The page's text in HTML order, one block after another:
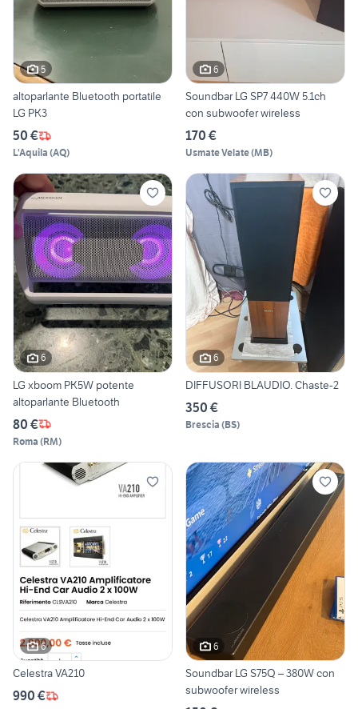
5
altoparlante Bluetooth portatile
LG PK3
50 €
L'Aquila (AQ)
6
Soundbar LG SP7 440W 5.1ch
con subwoofer wireless
170 €
Usmate Velate(MB)
6
LG xboom PK5W potente
altoparlante Bluetooth
80 €
Roma (RM)
6
DIFFUSORI BLAUDIO. Chaste-2
350 €
Brescia (BS)
6
Celestra VA210
990 €
6
Soundbar LG S75Q – 380W con
subwoofer wireless